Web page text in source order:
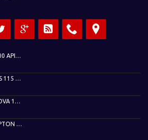
ΚΑΡΙΝΑ T MAX 500 ΑΡΙΣΤΕΡΗ ΜΑΥΡΗ 01-07
ΔΙΑΚΟΠΤΗΣ KRISS 115 TOBAKI
ΔΙΑΚΟΠΤΗΣ INNOVA 125 TOBAKI
ΔΙΑΚΟΠΤΗΣ CRYPTON X 135 TOBAKI